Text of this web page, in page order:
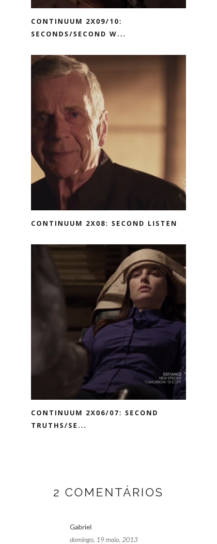
CONTINUUM 2X09/10:
SECONDS/SECOND W...
CONTINUUM 2X08: SECOND LISTEN
CONTINUUM 2X06/07: SECOND
TRUTHS/SE...
2 COMENTÁRIOS
Gabriel
domingo, 19 maio, 2013